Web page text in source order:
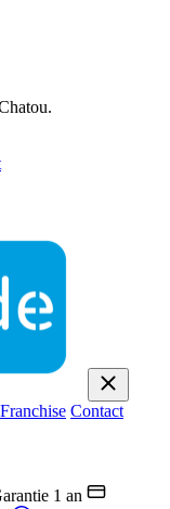
Franchise Contact
1 an